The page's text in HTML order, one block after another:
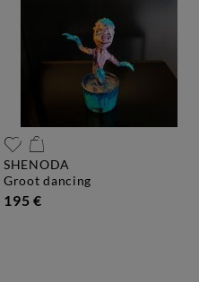
SHENODA
groot dancing
195 €